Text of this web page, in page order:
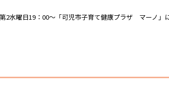
2水曜日19：00～「可児市子育て健康プラザ マーノ」